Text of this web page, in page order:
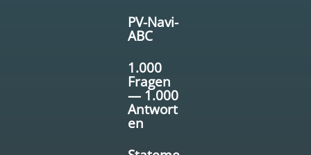
PV-Navi-
ABC
1.000
Fragen
— 1.000
Antwort
en